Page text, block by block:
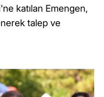
katılan Emengen,
talep ve